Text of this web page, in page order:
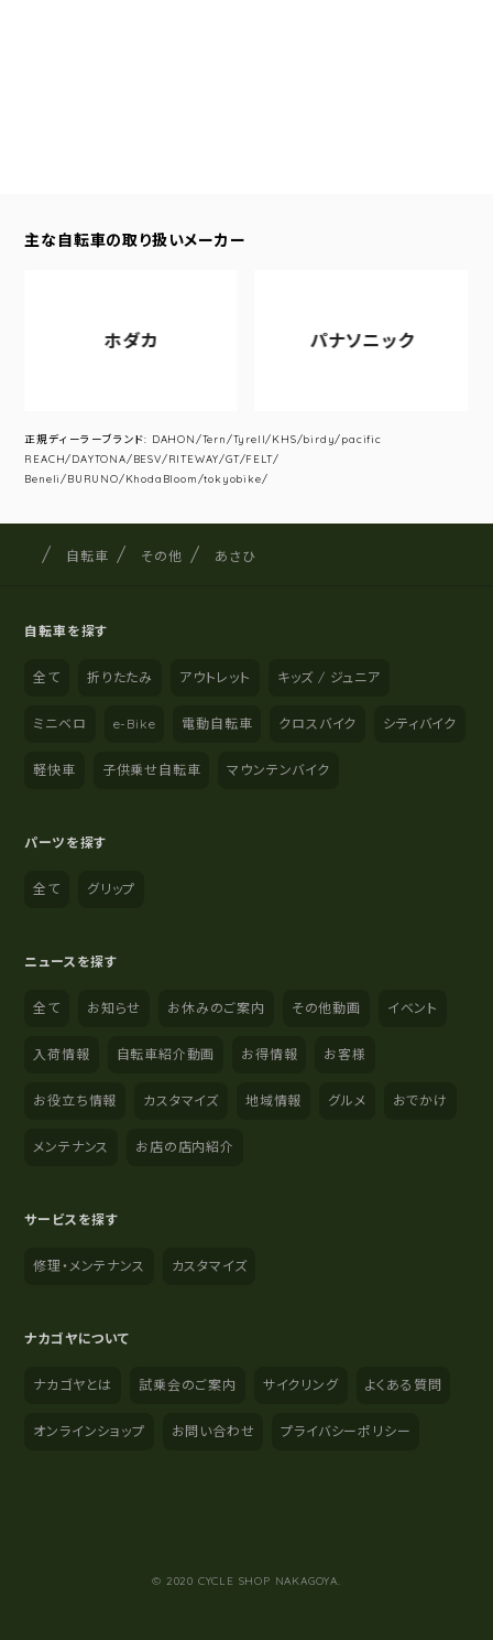
主な自転車の取り扱いメーカー
ホダカ パナソニック
正規ディーラーブランド: DAHON/Tern/Tyrell/KHS/birdy/pacific
REACH/DAYTONA/BESV/RITEWAY/GT/FELT/
Beneli/BURUNO/KhodaBloom/tokyobike/
サイト内の現在地
サイクルショップナカゴヤ
自転車 その他 あさひ
自転車を探す
全て 折りたたみ アウトレット キッズ / ジュニア
ミニベロ e-Bike 電動自転車 クロスバイク シティバイク
軽快車 子供乗せ自転車 マウンテンバイク
パーツを探す
全て グリップ
ニュースを探す
全て お知らせ お休みのご案内 その他動画 イベント
入荷情報 自転車紹介動画 お得情報 お客様
お役立ち情報 カスタマイズ 地域情報 グルメ おでかけ
メンテナンス お店の店内紹介
サービスを探す
修理・メンテナンス カスタマイズ
ナカゴヤについて
ナカゴヤとは 試乗会のご案内 サイクリング よくある質問
オンラインショップ お問い合わせ プライバシーポリシー
© 2020 CYCLE SHOP NAKAGOYA.